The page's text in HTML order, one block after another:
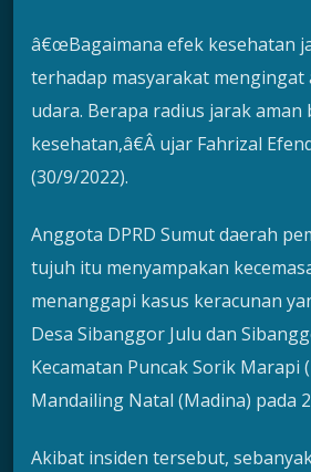
â€œBagaimana efek kesehatan
terhadap masyarakat mengingat
udara. Berapa radius jarak aman
kesehatan,â€Â ujar Fahrizal
(30/9/2022).
Anggota DPRD Sumut daerah
tujuh itu menyampakan
menanggapi kasus keracunan
Desa Sibanggor Julu dan
Kecamatan Puncak Sorik Marapi
Mandailing Natal (Madina) pada
Akibat insiden tersebut,